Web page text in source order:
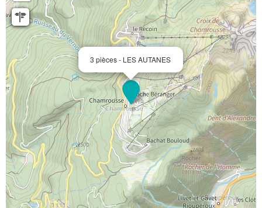
3 pièces - LES AUTANES